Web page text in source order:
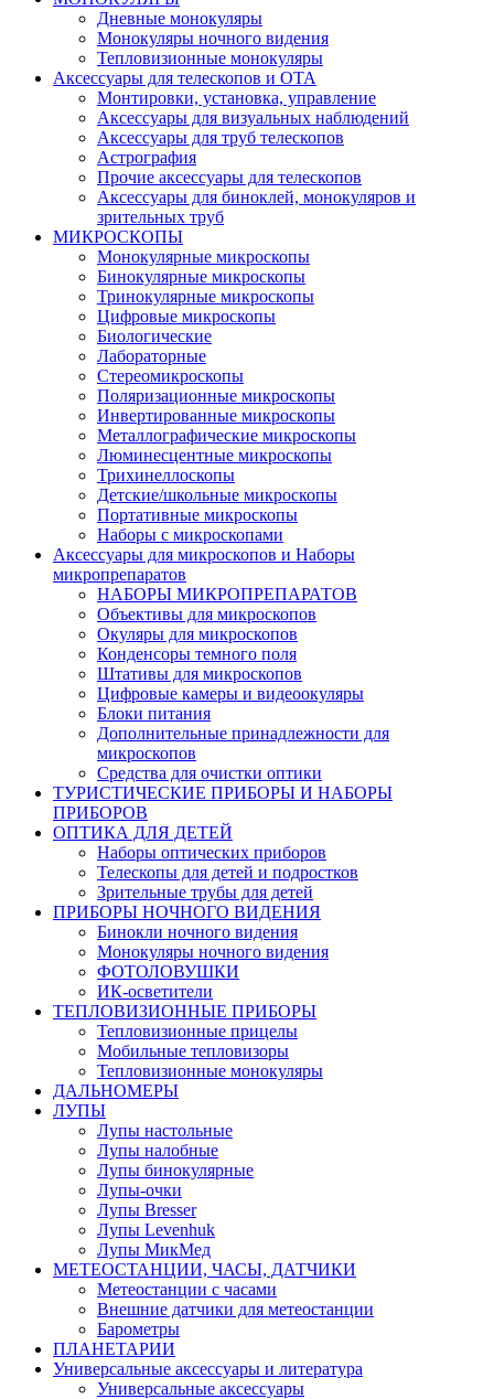
Дневные монокуляры
Монокуляры ночного видения
Тепловизионные монокуляры
Аксессуары для телескопов и ОТА
Монтировки, установка, управление
Аксессуары для визуальных наблюдений
Аксессуары для труб телескопов
Астрография
Прочие аксессуары для телескопов
Аксессуары для биноклей, монокуляров и
зрительных труб
МИКРОСКОПЫ
Монокулярные микроскопы
Бинокулярные микроскопы
Тринокулярные микроскопы
Цифровые микроскопы
Биологические
Лабораторные
Стереомикроскопы
Поляризационные микроскопы
Инвертированные микроскопы
Металлографические микроскопы
Люминесцентные микроскопы
Трихинеллоскопы
Детские/школьные микроскопы
Портативные микроскопы
Наборы с микроскопами
Аксессуары для микроскопов и Наборы
микропрепаратов
НАБОРЫ МИКРОПРЕПАРАТОВ
Объективы для микроскопов
Окуляры для микроскопов
Конденсоры темного поля
Штативы для микроскопов
Цифровые камеры и видеоокуляры
Блоки питания
Дополнительные принадлежности для
микроскопов
Средства для очистки оптики
ТУРИСТИЧЕСКИЕ ПРИБОРЫ И НАБОРЫ
ПРИБОРОВ
ОПТИКА ДЛЯ ДЕТЕЙ
Наборы оптических приборов
Телескопы для детей и подростков
Зрительные трубы для детей
ПРИБОРЫ НОЧНОГО ВИДЕНИЯ
Бинокли ночного видения
Монокуляры ночного видения
ФОТОЛОВУШКИ
ИК-осветители
ТЕПЛОВИЗИОННЫЕ ПРИБОРЫ
Тепловизионные прицелы
Мобильные тепловизоры
Тепловизионные монокуляры
ДАЛЬНОМЕРЫ
ЛУПЫ
Лупы настольные
Лупы налобные
Лупы бинокулярные
Лупы-очки
Лупы Bresser
Лупы Levenhuk
Лупы МикМед
МЕТЕОСТАНЦИИ, ЧАСЫ, ДАТЧИКИ
Метеостанции с часами
Внешние датчики для метеостанции
Барометры
ПЛАНЕТАРИИ
Универсальные аксессуары и литература
Универсальные аксессуары